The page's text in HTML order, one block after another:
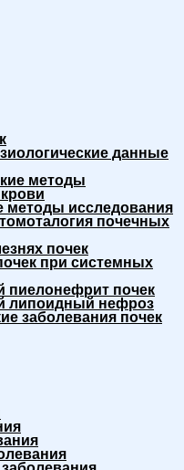
данные
методы
методы исследования
почечных
почек
при системных
пиелонефрит почек
липоидный нефроз
заболевания почек